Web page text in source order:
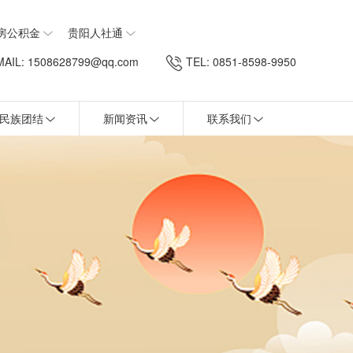
公积金
贵阳人社通
1508628799@qq.com
TEL: 0851-8598-9950
民族团结 新闻资讯 联系我们